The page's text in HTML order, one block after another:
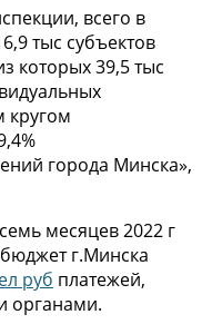
всего в
тыс субъектов
которых 39,5 тыс
кругом
города Минска»,
месяцев 2022 г
г.Минска
руб платежей,
органами.